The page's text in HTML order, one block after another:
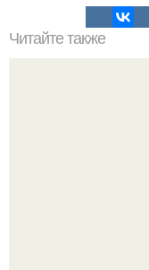
Читайте также